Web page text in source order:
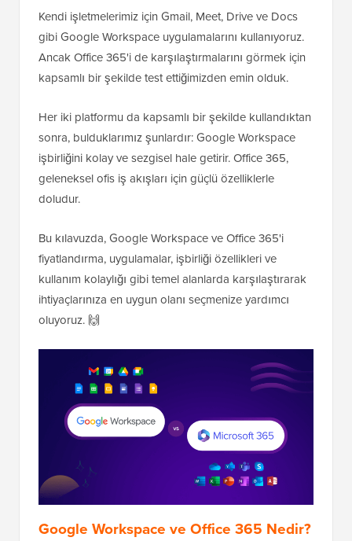
Kendi işletmelerimiz için Gmail, Meet, Drive ve Docs
gibi Google Workspace uygulamalarını kullanıyoruz.
Ancak Office 365'i de karşılaştırmalarını görmek için
kapsamlı bir şekilde test ettiğimizden emin olduk.
Her iki platformu da kapsamlı bir şekilde kullandıktan
sonra, bulduklarımız şunlardır: Google Workspace
işbirliğini kolay ve sezgisel hale getirir. Office 365,
geleneksel ofis iş akışları için güçlü özelliklerle
doludur.
Bu kılavuzda, Google Workspace ve Office 365'i
fiyatlandırma, uygulamalar, işbirliği özellikleri ve
kullanım kolaylığı gibi temel alanlarda karşılaştırarak
ihtiyaçlarınıza en uygun olanı seçmenize yardımcı
oluyoruz. 🙌
Google Workspace ve Office 365 Nedir?